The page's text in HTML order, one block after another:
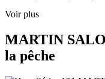
Voir plus
MARTIN
la pêche